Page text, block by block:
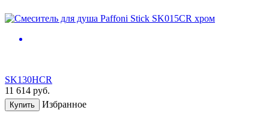
SK130HCR
11 614 руб.
Купить Избранное